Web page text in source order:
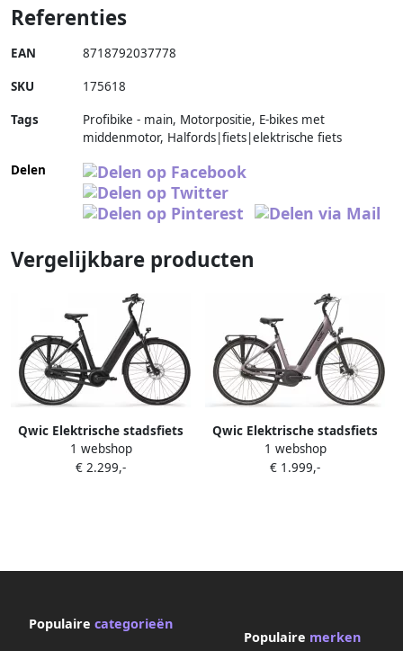
Referenties
EAN 8718792037778
SKU 175618
Tags
Profibike - main, Motorpositie, E-bikes met
middenmotor, Halfords|fiets|elektrische fiets
Delen
Vergelijkbare producten
Qwic Elektrische stadsfiets
Premium i-MN7.2 Dames
framemaat XL... Zwart
1 webshop
€ 2.299,-
Qwic Elektrische stadsfiets
Premium i-MN7.2 Dames
framemaat M Roze... Roze
1 webshop
€ 1.999,-
Populaire categorieën
Populaire merken